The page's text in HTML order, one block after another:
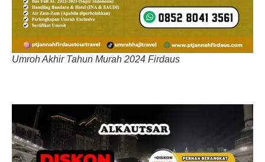
Umroh Akhir Tahun Murah 2024 Firdaus